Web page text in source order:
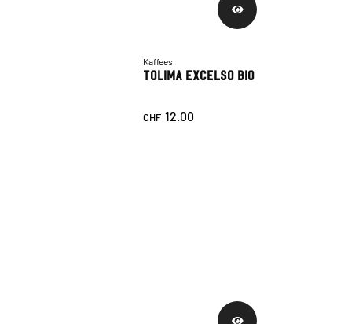
Kaffees
Tolima Excelso Bio
CHF 12.00